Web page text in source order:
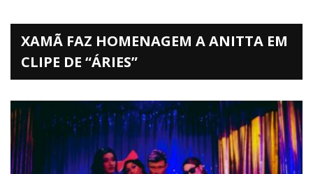
XAMÃ FAZ HOMENAGEM A ANITTA EM
CLIPE DE “ÁRIES”